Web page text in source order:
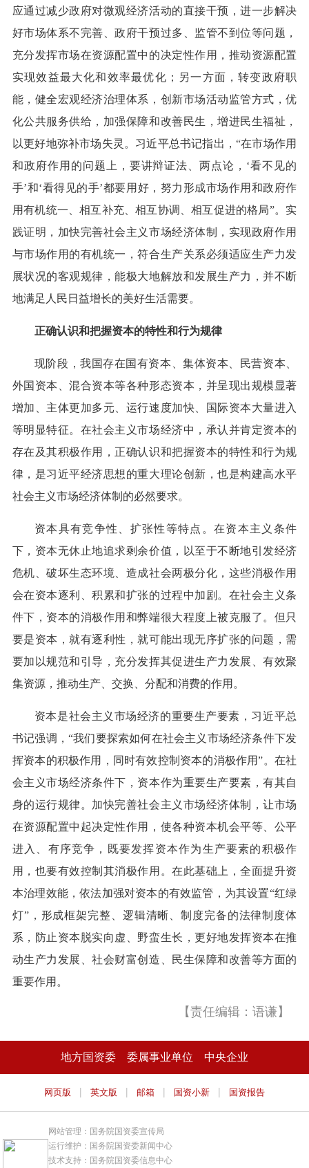
应通过减少政府对微观经济活动的直接干预，进一步解决
好市场体系不完善、政府干预过多、监管不到位等问题，
充分发挥市场在资源配置中的决定性作用，推动资源配置
实现效益最大化和效率最优化；另一方面，转变政府职
能，健全宏观经济治理体系，创新市场活动监管方式，优
化公共服务供给，加强保障和改善民生，增进民生福祉，
以更好地弥补市场失灵。习近平总书记指出，“在市场作用
和政府作用的问题上，要讲辩证法、两点论，‘看不见的
手’和‘看得见的手’都要用好，努力形成市场作用和政府作
用有机统一、相互补充、相互协调、相互促进的格局”。实
践证明，加快完善社会主义市场经济体制，实现政府作用
与市场作用的有机统一，符合生产关系必须适应生产力发
展状况的客观规律，能极大地解放和发展生产力，并不断
地满足人民日益增长的美好生活需要。
正确认识和把握资本的特性和行为规律
现阶段，我国存在国有资本、集体资本、民营资本、
外国资本、混合资本等各种形态资本，并呈现出规模显著
增加、主体更加多元、运行速度加快、国际资本大量进入
等明显特征。在社会主义市场经济中，承认并肯定资本的
存在及其积极作用，正确认识和把握资本的特性和行为规
律，是习近平经济思想的重大理论创新，也是构建高水平
社会主义市场经济体制的必然要求。
资本具有竞争性、扩张性等特点。在资本主义条件
下，资本无休止地追求剩余价值，以至于不断地引发经济
危机、破坏生态环境、造成社会两极分化，这些消极作用
会在资本逐利、积累和扩张的过程中加剧。在社会主义条
件下，资本的消极作用和弊端很大程度上被克服了。但只
要是资本，就有逐利性，就可能出现无序扩张的问题，需
要加以规范和引导，充分发挥其促进生产力发展、有效聚
集资源，推动生产、交换、分配和消费的作用。
资本是社会主义市场经济的重要生产要素，习近平总
书记强调，“我们要探索如何在社会主义市场经济条件下发
挥资本的积极作用，同时有效控制资本的消极作用”。在社
会主义市场经济条件下，资本作为重要生产要素，有其自
身的运行规律。加快完善社会主义市场经济体制，让市场
在资源配置中起决定性作用，使各种资本机会平等、公平
进入、有序竞争，既要发挥资本作为生产要素的积极作
用，也要有效控制其消极作用。在此基础上，全面提升资
本治理效能，依法加强对资本的有效监管，为其设置“红绿
灯”，形成框架完整、逻辑清晰、制度完备的法律制度体
系，防止资本脱实向虚、野蛮生长，更好地发挥资本在推
动生产力发展、社会财富创造、民生保障和改善等方面的
重要作用。
【责任编辑：语谦】
地方国资委 委属事业单位 中央企业
网页版 | 英文版 | 邮箱 | 国资小新 | 国资报告
网站管理：国务院国资委宣传局
运行维护：国务院国资委新闻中心
技术支持：国务院国资委信息中心